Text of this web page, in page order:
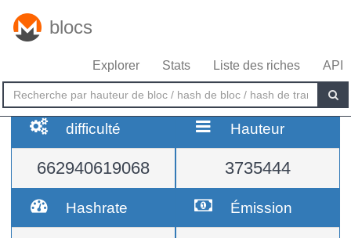
blocs
Explorer Stats Liste des riches API
difficulté
662940619068
Hauteur
3735444
Hashrate Émission